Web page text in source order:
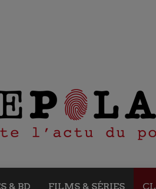
& BD FILMS & SÉRIES